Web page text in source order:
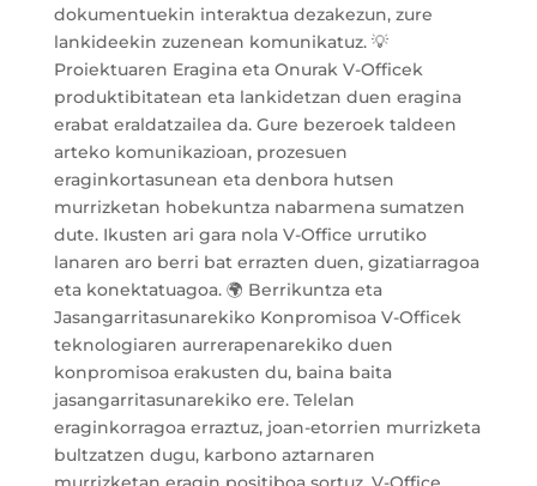
dokumentuekin interaktua dezakezun, zure
lankideekin zuzenean komunikatuz. 💡
Proiektuaren Eragina eta Onurak V-Officek
produktibitatean eta lankidetzan duen eragina
erabat eraldatzailea da. Gure bezeroek taldeen
arteko komunikazioan, prozesuen
eraginkortasunean eta denbora hutsen
murrizketan hobekuntza nabarmena sumatzen
dute. Ikusten ari gara nola V-Office urrutiko
lanaren aro berri bat errazten duen, gizatiarragoa
eta konektatuagoa. 🌍 Berrikuntza eta
Jasangarritasunarekiko Konpromisoa V-Officek
teknologiaren aurrerapenarekiko duen
konpromisoa erakusten du, baina baita
jasangarritasunarekiko ere. Telelan
eraginkorragoa erraztuz, joan-etorrien murrizketa
bultzatzen dugu, karbono aztarnaren